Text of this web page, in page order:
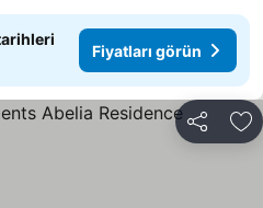
Fiyatları görün
Paylaş